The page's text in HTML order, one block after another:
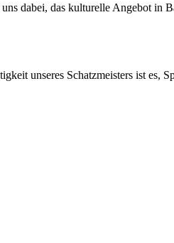
da­bei, das kul­tu­rel­le An­ge­bot
un­se­res Schatz­meis­ters ist es,